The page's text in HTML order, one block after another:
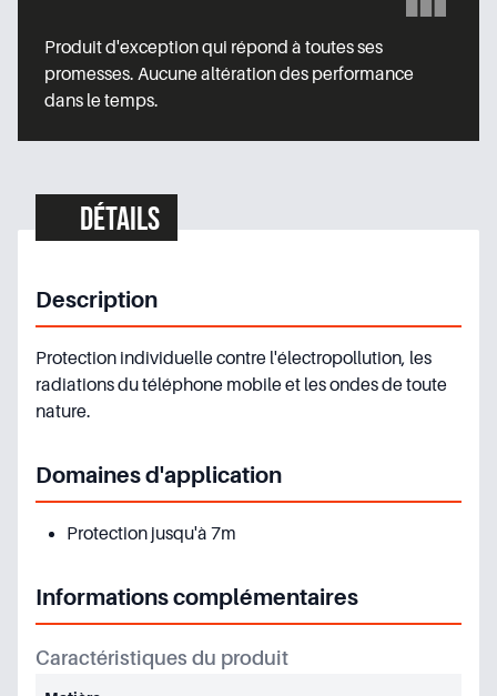
Produit d'exception qui répond à toutes ses
promesses. Aucune altération des performance
dans le temps.
Détails
Description
Protection individuelle contre l'électropollution, les
radiations du téléphone mobile et les ondes de toute
nature.
Domaines d'application
Protection jusqu'à 7m
Informations complémentaires
Caractéristiques du produit